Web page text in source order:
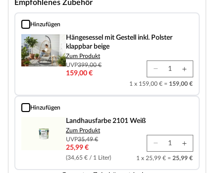
Empfohlenes Zubehör
Hinzufügen
Hängesessel mit Gestell inkl. Polster klappbar beige
Hängesessel mit Gestell inkl. Polster
klappbar beige
Zum Produkt
UVP399,00 €
159,00 €
1 x 159,00 € = 159,00 €
Hinzufügen
Landhausfarbe 2101 Weiß
Landhausfarbe 2101 Weiß
Zum Produkt
UVP35,49 €
25,99 €
(34,65 € / 1 Liter) 1 x 25,99 € = 25,99 €